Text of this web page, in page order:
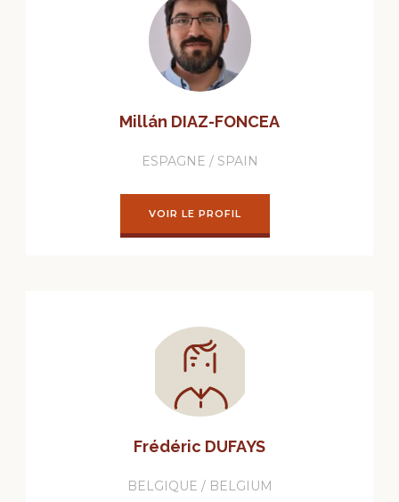
Millán DIAZ-FONCEA
ESPAGNE / SPAIN
VOIR LE PROFIL
Frédéric DUFAYS
BELGIQUE / BELGIUM